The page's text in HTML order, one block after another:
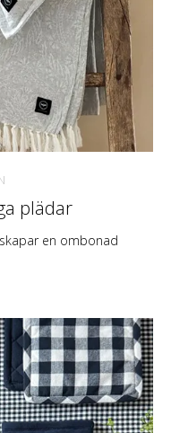
plädar
en ombonad